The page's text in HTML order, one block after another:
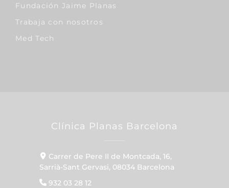
Fundación Jaime Planas
Trabaja con nosotros
Med Tech
Clínica Planas Barcelona
Carrer de Pere II de Montcada, 16,
Sarrià-Sant Gervasi, 08034 Barcelona
932 03 28 12